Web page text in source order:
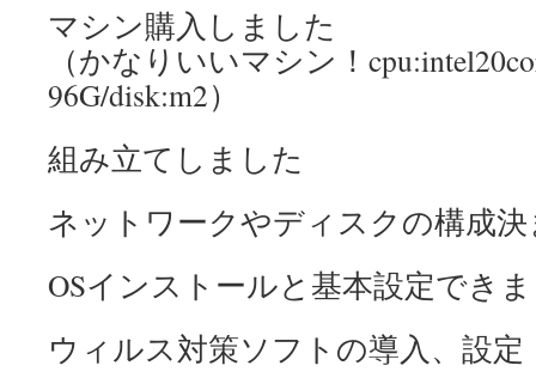
マシン購入しました
（かなりいいマシン！
96G/disk:m2）
組み立てしました
ネットワークやディスクの構成
OSインストールと基本設定でき
ウィルス対策ソフトの導入、設定